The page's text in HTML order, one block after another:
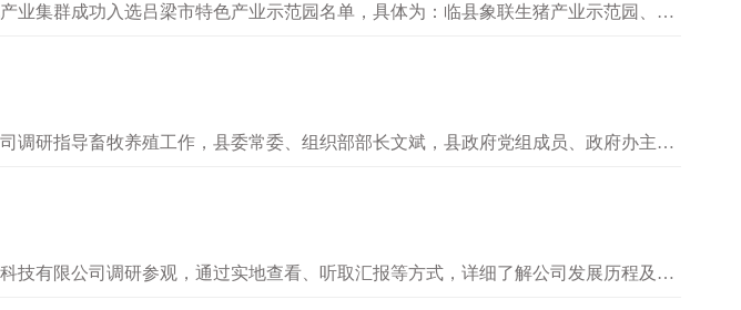
业集群成功入选吕梁市特色产业示范园名单，具体为：临县象联生猪产业示范园、岚
调研指导畜牧养殖工作，县委常委、组织部部长文斌，县政府党组成员、政府办主任
技有限公司调研参观，通过实地查看、听取汇报等方式，详细了解公司发展历程及经